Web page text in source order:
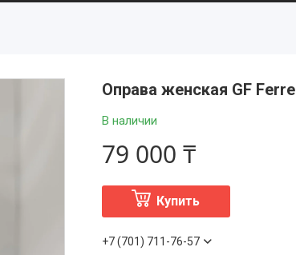
Оправа женская GF Ferre
В наличии
79 000 ₸
Купить
+7 (701) 711-76-57